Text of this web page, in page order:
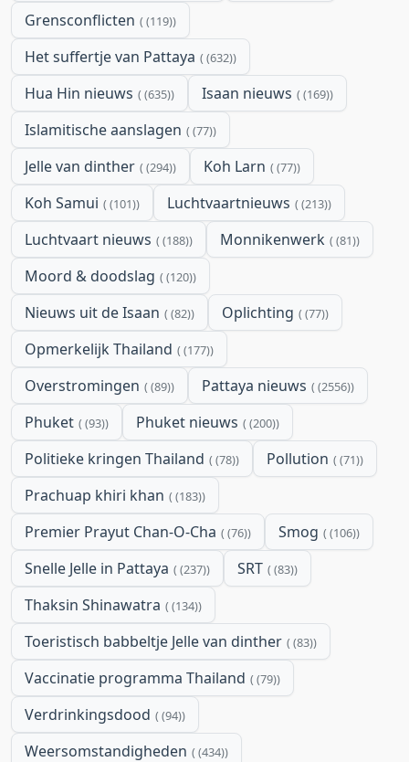
Grensconflicten (119)
Het suffertje van Pattaya (632)
Hua Hin nieuws (635) Isaan nieuws (169)
Islamitische aanslagen (77)
Jelle van dinther (294) Koh Larn (77)
Koh Samui (101) Luchtvaartnieuws (213)
Luchtvaart nieuws (188) Monnikenwerk (81)
Moord & doodslag (120)
Nieuws uit de Isaan (82) Oplichting (77)
Opmerkelijk Thailand (177)
Overstromingen (89) Pattaya nieuws (2556)
Phuket (93) Phuket nieuws (200)
Politieke kringen Thailand (78) Pollution (71)
Prachuap khiri khan (183)
Premier Prayut Chan-O-Cha (76) Smog (106)
Snelle Jelle in Pattaya (237) SRT (83)
Thaksin Shinawatra (134)
Toeristisch babbeltje Jelle van dinther (83)
Vaccinatie programma Thailand (79)
Verdrinkingsdood (94)
Weersomstandigheden (434)